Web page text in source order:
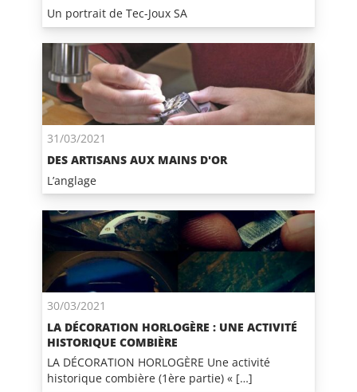
Un portrait de Tec-Joux SA
31/03/2021
DES ARTISANS AUX MAINS D'OR
L’anglage
30/03/2021
LA DÉCORATION HORLOGÈRE : UNE ACTIVITÉ
HISTORIQUE COMBIÈRE
LA DÉCORATION HORLOGÈRE Une activité
historique combière (1ère partie) « […]